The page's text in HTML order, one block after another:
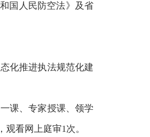
国人民防空法》及省
化推进执法规范化建
课、专家授课、领学
看网上庭审1次。